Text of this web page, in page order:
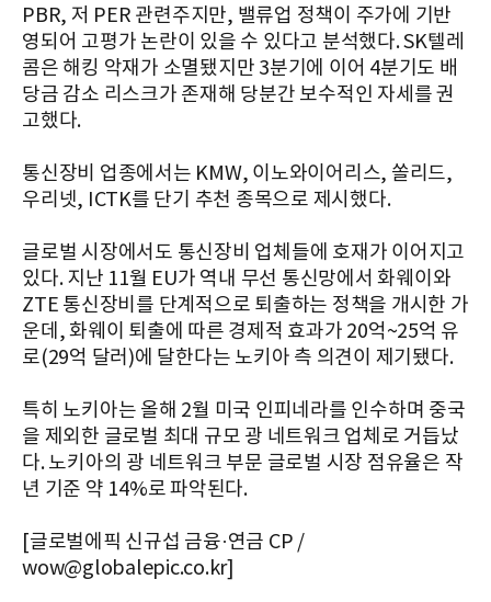
PBR, 저 PER 관련주지만, 밸류업 정책이 주가에 기반
영되어 고평가 논란이 있을 수 있다고 분석했다. SK텔레
콤은 해킹 악재가 소멸됐지만 3분기에 이어 4분기도 배
당금 감소 리스크가 존재해 당분간 보수적인 자세를 권
고했다.
통신장비 업종에서는 KMW, 이노와이어리스, 쏠리드,
우리넷, ICTK를 단기 추천 종목으로 제시했다.
글로벌 시장에서도 통신장비 업체들에 호재가 이어지고
있다. 지난 11월 EU가 역내 무선 통신망에서 화웨이와
ZTE 통신장비를 단계적으로 퇴출하는 정책을 개시한 가
운데, 화웨이 퇴출에 따른 경제적 효과가 20억~25억 유
로(29억 달러)에 달한다는 노키아 측 의견이 제기됐다.
특히 노키아는 올해 2월 미국 인피네라를 인수하며 중국
을 제외한 글로벌 최대 규모 광 네트워크 업체로 거듭났
다. 노키아의 광 네트워크 부문 글로벌 시장 점유율은 작
년 기준 약 14%로 파악된다.
[글로벌에픽 신규섭 금융·연금 CP /
wow@globalepic.co.kr]